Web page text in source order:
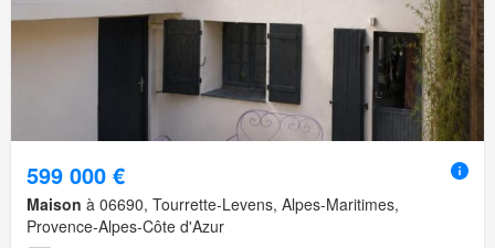
599 000 €
Maison à 06690, Tourrette-Levens, Alpes-Maritimes,
Provence-Alpes-Côte d'Azur